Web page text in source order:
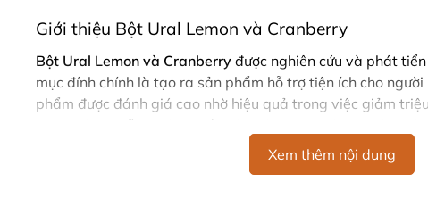
Giới thiệu Bột Ural Lemon và Cranberry
Bột Ural Lemon và Cranberry được nghiên cứu và phát
mục đính chính là tạo ra sản phẩm hỗ trợ tiện ích cho
phẩm được đánh giá cao nhờ hiệu quả trong việc giảm
phục viêm nhiễm đường tiết niệu, và ngăn ngừa sự tái phát
Bột Ural trung hòa lượng axit trong đường tiết niệu, hỗ
Xem thêm nội dung